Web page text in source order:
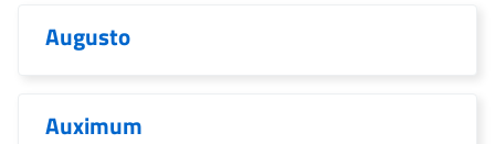
Augusto
Auximum